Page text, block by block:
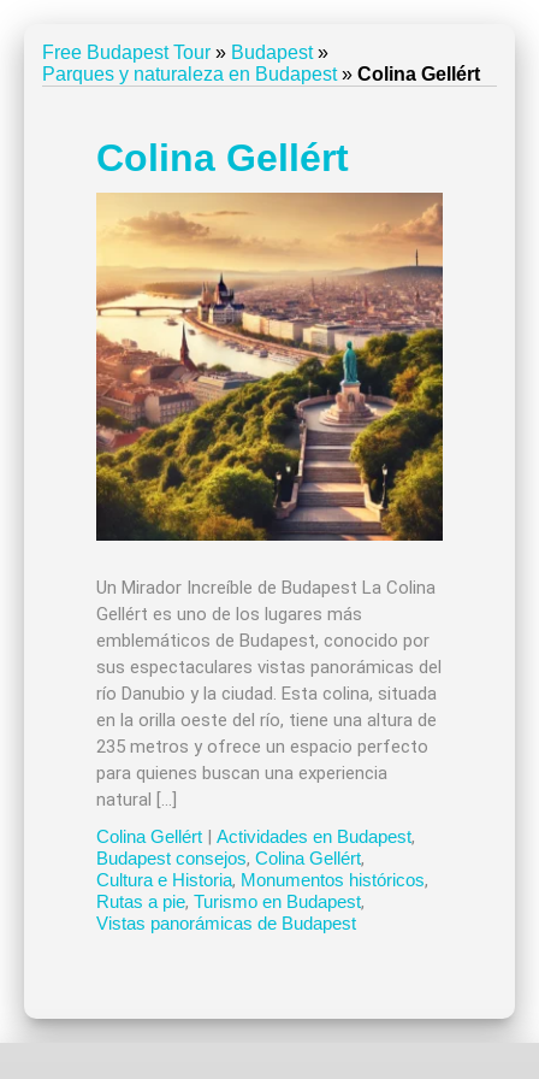
Free Budapest Tour » Budapest»
Parques y naturaleza en Budapest» Colina Gellért
Colina Gellért
Un Mirador Increíble de Budapest La Colina
Gellért es uno de los lugares más
emblemáticos de Budapest, conocido por
sus espectaculares vistas panorámicas del
río Danubio y la ciudad. Esta colina, situada
en la orilla oeste del río, tiene una altura de
235 metros y ofrece un espacio perfecto
para quienes buscan una experiencia
natural […]
Colina Gellért| Actividades en Budapest,
Budapest consejos, Colina Gellért,
Cultura e Historia, Monumentos históricos,
Rutas a pie, Turismo en Budapest,
Vistas panorámicas de Budapest